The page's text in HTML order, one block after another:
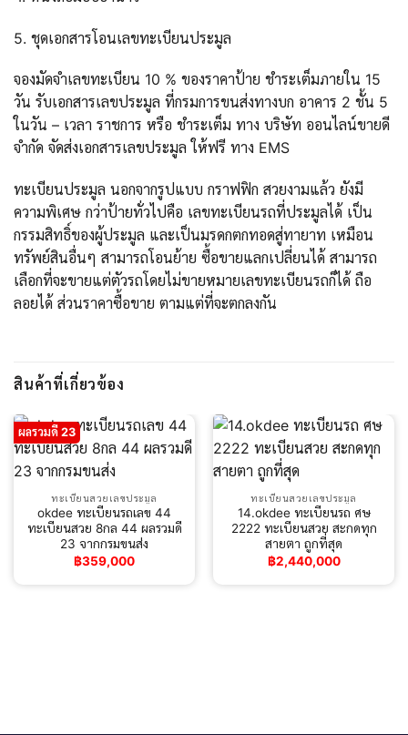
5. ชุดเอกสารโอนเลขทะเบียนประมูล
จองมัดจำเลขทะเบียน 10 % ของราคาป้าย ชำระเต็มภายใน 15
วัน รับเอกสารเลขประมูล ที่กรมการขนส่งทางบก อาคาร 2 ชั้น 5
ในวัน – เวลา ราชการ หรือ ชำระเต็ม ทาง บริษัท ออนไลน์ขายดี
จำกัด จัดส่งเอกสารเลขประมูล ให้ฟรี ทาง EMS
ทะเบียนประมูล นอกจากรูปแบบ กราฟฟิก สวยงามแล้ว ยังมี
ความพิเศษ กว่าป้ายทั่วไปคือ เลขทะเบียนรถที่ประมูลได้ เป็น
กรรมสิทธิ์ของผู้ประมูล และเป็นมรดกตกทอดสู่ทายาท เหมือน
ทรัพย์สินอื่นๆ สามารถโอนย้าย ซื้อขายแลกเปลี่ยนได้ สามารถ
เลือกที่จะขายแต่ตัวรถโดยไม่ขายหมายเลขทะเบียนรถก็ได้ ถือ
ลอยได้ ส่วนราคาซื้อขาย ตามแต่ที่จะตกลงกัน
สินค้าที่เกี่ยวข้อง
ผลรวมดี 23
ทะเบียนสวยเลขประมูล
okdee ทะเบียนรถเลข 44
ทะเบียนสวย 8กล 44 ผลรวมดี
23 จากกรมขนส่ง
฿359,000
ทะเบียนสวยเลขประมูล
14.okdee ทะเบียนรถ ศษ
2222 ทะเบียนสวย สะกดทุก
สายตา ถูกที่สุด
฿2,440,000